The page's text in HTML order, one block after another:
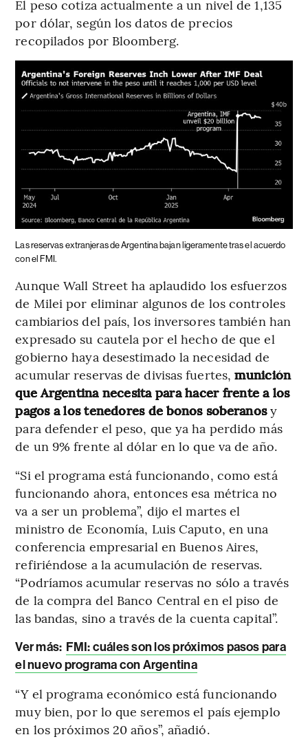
El peso cotiza actualmente a un nivel de 1,135
por dólar, según los datos de precios
recopilados por Bloomberg.
Las reservas extranjeras de Argentina bajan ligeramente tras el acuerdo
con el FMI.
Aunque Wall Street ha aplaudido los esfuerzos
de Milei por eliminar algunos de los controles
cambiarios del país, los inversores también han
expresado su cautela por el hecho de que el
gobierno haya desestimado la necesidad de
acumular reservas de divisas fuertes, munición
que Argentina necesita para hacer frente a los
pagos a los tenedores de bonos soberanosy
para defender el peso, que ya ha perdido más
de un 9% frente al dólar en lo que va de año.
“Si el programa está funcionando, como está
funcionando ahora, entonces esa métrica no
va a ser un problema”, dijo el martes el
ministro de Economía, Luis Caputo, en una
conferencia empresarial en Buenos Aires,
refiriéndose a la acumulación de reservas.
“Podríamos acumular reservas no sólo a través
de la compra del Banco Central en el piso de
las bandas, sino a través de la cuenta capital”.
Ver más: FMI: cuáles son los próximos pasos para
el nuevo programa con Argentina
“Y el programa económico está funcionando
muy bien, por lo que seremos el país ejemplo
en los próximos 20 años”, añadió.